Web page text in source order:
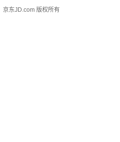
京东JD.com 版权所有